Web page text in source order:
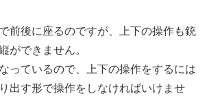
前後に座るのですが、上下の操作も銃
ができません。
っているので、上下の操作をするには
出す形で操作をしなければいけませ